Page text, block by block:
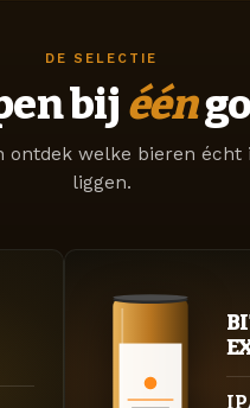
DE SELECTIE
bij één
ontdek welke bieren
liggen.